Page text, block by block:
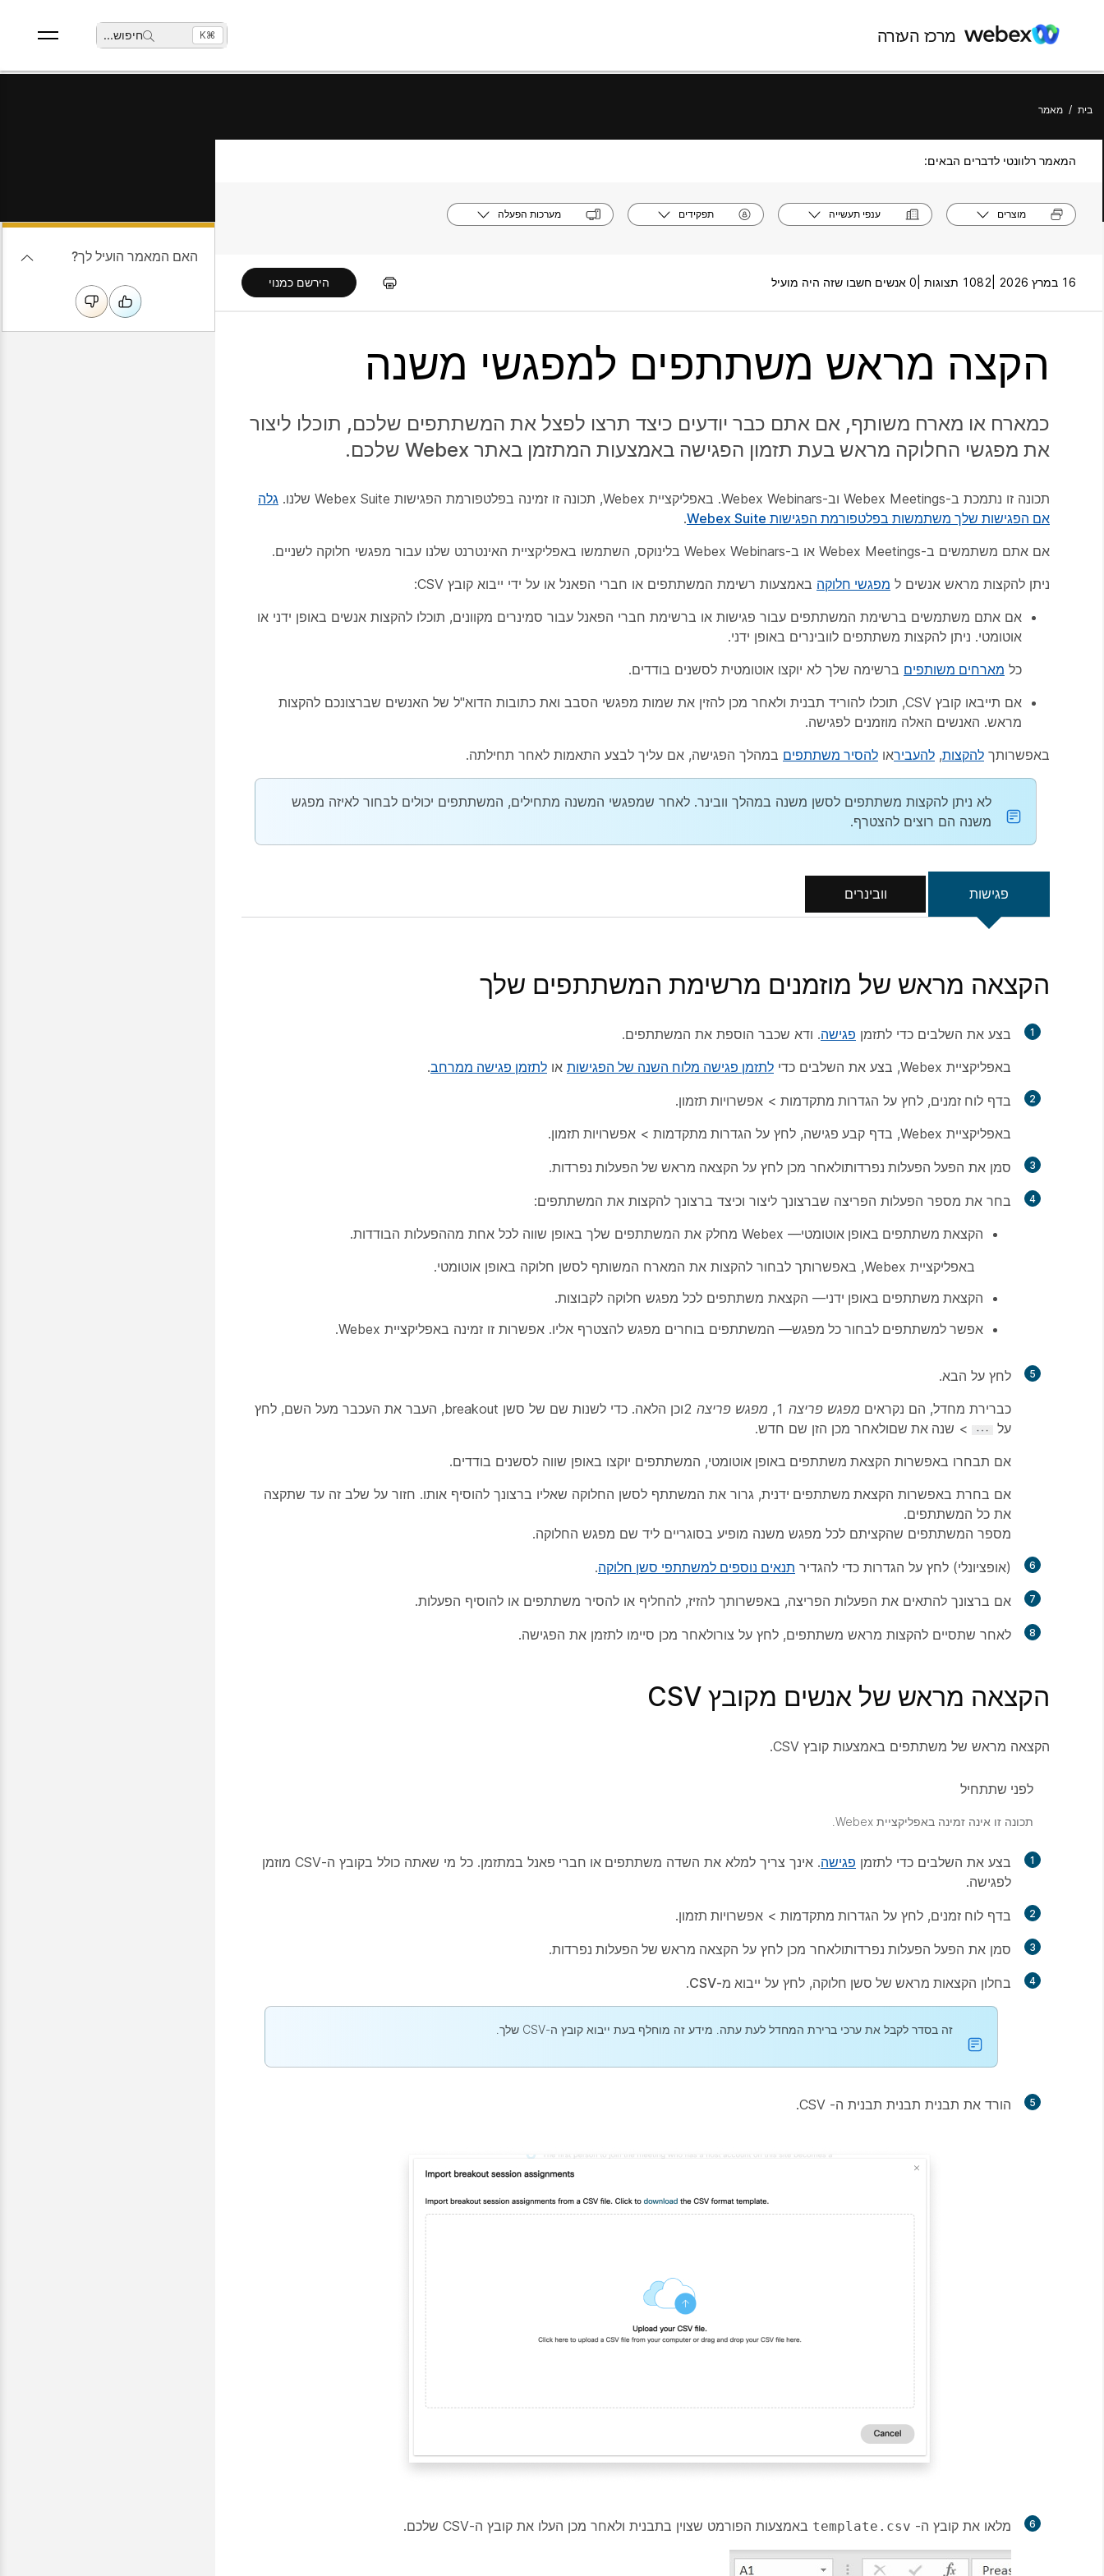
מרכז העזרה חיפוש... ⌘K
בית / מאמר
המאמר רלוונטי לדברים הבאים:
מוצרים ענפי תעשייה תפקידים מערכות הפעלה
16 במרץ 2026 | 1082 תצוגות | 0 אנשים חשבו שזה היה מועיל הירשם כמנוי
הקצה מראש משתתפים למפגשי משנה
כמארח או מארח משותף, אם אתם כבר יודעים כיצד תרצו לפצל את המשתתפים שלכם, תוכלו ליצור
את מפגשי החלוקה מראש בעת תזמון הפגישה באמצעות המתזמן באתר Webex שלכם.
תכונה זו נתמכת ב-Webex Meetings וב-Webex Webinars. באפליקציית Webex, תכונה זו זמינה בפלטפורמת הפגישות Webex Suite שלנו.
גלה
אם הפגישות שלך משתמשות בפלטפורמת הפגישות Webex Suite
.
אם אתם משתמשים ב-Webex Meetings או ב-Webex Webinars בלינוקס, השתמשו באפליקציית האינטרנט שלנו עבור מפגשי חלוקה לשניים.
ניתן להקצות מראש אנשים ל מפגשי חלוקה באמצעות רשימת המשתתפים או חברי הפאנל או על ידי ייבוא קובץ CSV:
אם אתם משתמשים ברשימת המשתתפים עבור פגישות או ברשימת חברי הפאנל עבור סמינרים מקוונים, תוכלו להקצות אנשים באופן ידני או
אוטומטי. ניתן להקצות משתתפים לוובינרים באופן ידני.
כל מארחים משותפים ברשימה שלך לא יוקצו אוטומטית לסשנים בודדים.
אם תייבאו קובץ CSV, תוכלו להוריד תבנית ולאחר מכן להזין את שמות מפגשי הסבב ואת כתובות הדוא"ל של האנשים שברצונכם להקצות
מראש. האנשים האלה מוזמנים לפגישה.
באפשרותך להקצות, להעביראו להסיר משתתפים במהלך הפגישה, אם עליך לבצע התאמות לאחר תחילתה.
לא ניתן להקצות משתתפים לסשן משנה במהלך וובינר. לאחר שמפגשי המשנה מתחילים, המשתתפים יכולים לבחור לאיזה מפגש
משנה הם רוצים להצטרף.
פגישות וובינרים
הקצאה מראש של מוזמנים מרשימת המשתתפים שלך
1 בצע את השלבים כדי לתזמן פגישה. ודא שכבר הוספת את המשתתפים.
באפליקציית Webex, בצע את השלבים כדי
לתזמן פגישה מלוח השנה של הפגישות או לתזמן פגישה ממרחב.
2 בדף לוח זמנים, לחץ על הגדרות מתקדמות > אפשרויות תזמון.
באפליקציית Webex, בדף
קבע פגישה, לחץ על הגדרות מתקדמות > אפשרויות תזמון.
3 סמן את הפעל הפעלות נפרדותולאחר מכן לחץ על הקצאה מראש של הפעלות נפרדות.
4
בחר את מספר הפעלות הפריצה שברצונך ליצור וכיצד ברצונך להקצות את המשתתפים:
הקצאת משתתפים באופן אוטומטי— Webex מחלק את המשתתפים שלך באופן שווה לכל אחת מההפעלות הבודדות.
באפליקציית Webex, באפשרותך לבחור להקצות את המארח המשותף לסשן חלוקה באופן אוטומטי.
הקצאת משתתפים באופן ידני— הקצאת משתתפים לכל מפגש חלוקה לקבוצות.
אפשר למשתתפים לבחור כל מפגש— המשתתפים בוחרים מפגש להצטרף אליו. אפשרות זו זמינה באפליקציית Webex.
5 לחץ על הבא.
כברירת מחדל, הם נקראים מפגש פריצה 1 , מפגש פריצה 2
וכן הלאה. כדי לשנות שם של סשן breakout, העבר את העכבר מעל השם, לחץ
על
> שנה את שםולאחר מכן הזן שם חדש.
אם תבחרו באפשרות הקצאת משתתפים באופן אוטומטי, המשתתפים יוקצו באופן שווה לסשנים בודדים.
אם בחרת באפשרות הקצאת משתתפים ידנית, גרור את המשתתף לסשן החלוקה שאליו ברצונך להוסיף אותו. חזור על שלב זה עד שתקצה
את כל המשתתפים.
מספר המשתתפים שהקציתם לכל מפגש משנה מופיע בסוגריים ליד שם מפגש החלוקה.
6 (אופציונלי) לחץ על הגדרות כדי להגדיר תנאים נוספים למשתתפי סשן חלוקה.
7 אם ברצונך להתאים את הפעלות הפריצה, באפשרותך להזיז, להחליף או להסיר משתתפים או להוסיף הפעלות.
8 לאחר שתסיים להקצות מראש משתתפים, לחץ על צורולאחר מכן סיימו לתזמן את הפגישה.
הקצאה מראש של אנשים מקובץ CSV
הקצאה מראש של משתתפים באמצעות קובץ CSV.
לפני שתתחיל
תכונה זו אינה זמינה באפליקציית Webex.
1 בצע את השלבים כדי לתזמן פגישה. אינך צריך למלא את השדה משתתפים או חברי פאנל
במתזמן. כל מי שאתה כולל בקובץ ה-CSV מוזמן
לפגישה.
2 בדף לוח זמנים, לחץ על הגדרות מתקדמות > אפשרויות תזמון.
3 סמן את הפעל הפעלות נפרדותולאחר מכן לחץ על הקצאה מראש של הפעלות נפרדות.
4 בחלון הקצאות מראש של סשן חלוקה, לחץ על ייבוא מ-CSV .
זה בסדר לקבל את ערכי ברירת המחדל לעת עתה. מידע זה מוחלף בעת ייבוא קובץ ה-CSV שלך.
5 הורד את תבנית תבנית תבנית ה- CSV.
6 מלאו את קובץ ה- template.csv באמצעות הפורמט שצוין בתבנית ולאחר מכן העלו את קובץ ה-CSV שלכם.
האם המאמר הועיל לך?